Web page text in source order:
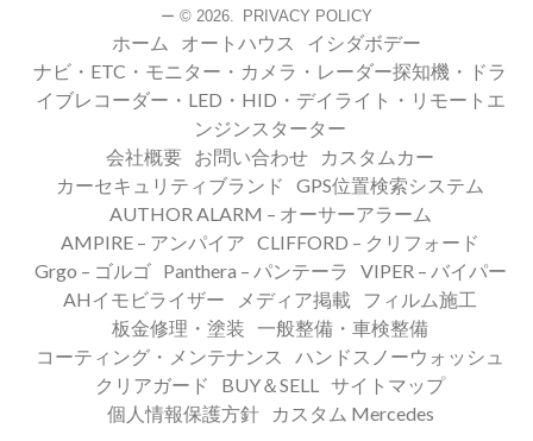
ー © 2026. PRIVACY POLICY
ホーム オートハウス
イシダボデー
ナビ・ETC・モニター・カメラ・レーダー探知機・ドラ
イブレコーダー・LED・HID・デイライト・リモートエ
ンジンスターター
会社概要 お問い合わせ
カスタムカー
カーセキュリティブランド
GPS位置検索システム
AUTHOR ALARM – オーサーアラーム
AMPIRE – アンパイア CLIFFORD – クリフォード
Grgo – ゴルゴ
Panthera – パンテーラ
VIPER – バイパー
AHイモビライザー
メディア掲載
フィルム施工
板金修理・塗装 一般整備・車検整備
コーティング・メンテナンス
ハンドスノーウォッシュ
クリアガード
BUY＆SELL サイトマップ
個人情報保護方針
カスタム Mercedes